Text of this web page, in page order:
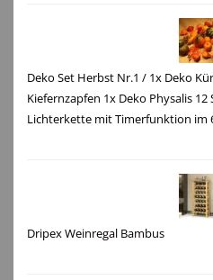
Deko Set Herbst Nr.1 / 1x Deko
Kiefernzapfen 1x Deko Physalis
Lichterkette mit Timerfunktion im
Dripex Weinregal Bambus